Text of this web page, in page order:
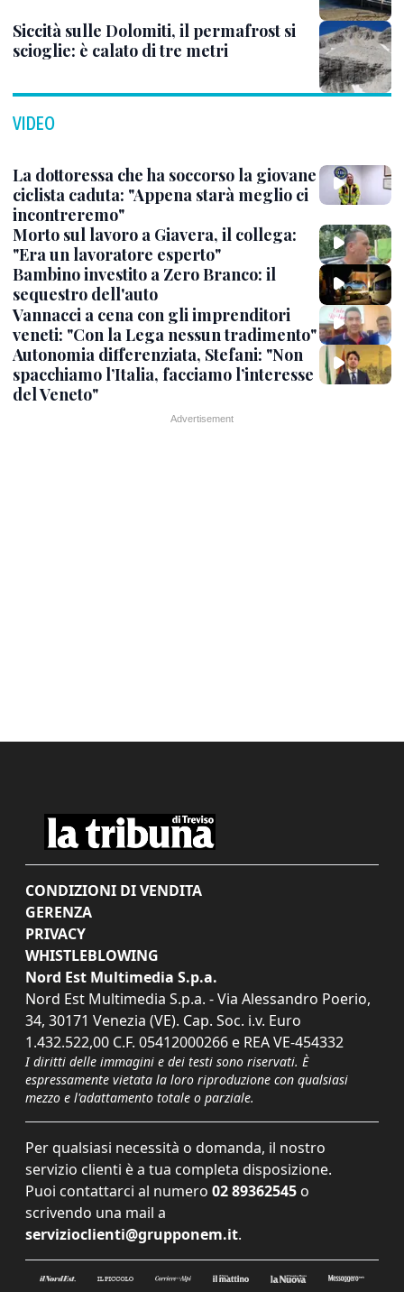
Siccità sulle Dolomiti, il permafrost si
scioglie: è calato di tre metri
VIDEO
La dottoressa che ha soccorso la giovane
ciclista caduta: "Appena starà meglio ci
incontreremo"
Morto sul lavoro a Giavera, il collega:
"Era un lavoratore esperto"
Bambino investito a Zero Branco: il
sequestro dell'auto
Vannacci a cena con gli imprenditori
veneti: "Con la Lega nessun tradimento"
Autonomia differenziata, Stefani: "Non
spacchiamo l’Italia, facciamo l’interesse
del Veneto"
CONDIZIONI DI VENDITA
GERENZA
PRIVACY
WHISTLEBLOWING
Nord Est Multimedia S.p.a.
Nord Est Multimedia S.p.a. - Via Alessandro Poerio,
34, 30171 Venezia (VE). Cap. Soc. i.v. Euro
1.432.522,00 C.F. 05412000266 e REA VE-454332
I diritti delle immagini e dei testi sono riservati. È
espressamente vietata la loro riproduzione con qualsiasi
mezzo e l'adattamento totale o parziale.
Per qualsiasi necessità o domanda, il nostro
servizio clienti è a tua completa disposizione.
Puoi contattarci al numero 02 89362545 o
scrivendo una mail a
servizioclienti@grupponem.it.